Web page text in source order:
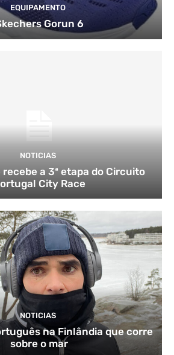
EQUIPAMENTO
Gorun 6
NOTICIAS
recebe a 3ª etapa do Circuito
City Race
NOTICIAS
na Finlândia que corre
sobre o mar